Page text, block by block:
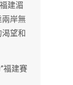
建湄
岸無
望和
福建賽